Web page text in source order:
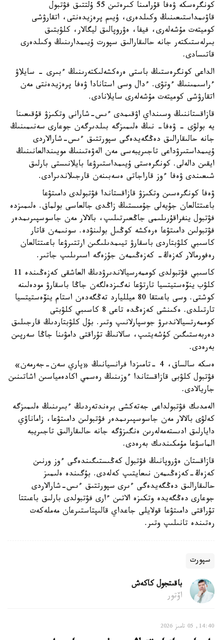
كونگرەسكە ۋەفا قۇرامىنا كىرەتىن 55 ۇلتتىق فۋتبول
قاۋىمداستىعىنىڭ وكىلدەرى، ۇيىم پرەزيدەنتى، اتقارۋشى
كوميتەت مۇشەلەرى، فيفا، ەۋروپالىق ليگالار، كلۋبتىق
بىرلەستىكتەر جانە حالىقارالىق سپورت ۇيىمدارىنىڭ وكىلدەرى
قاتىسادى.
الداعى كونگرەستىڭ باستى ەرەكشەلىكتەرىنىڭ ءبىرى - سايلاۋ
ءراسىمىنىڭ ءوتۋى. ءدال وسى استانادا ۋەفا پرەزيدەنتى مەن
اتقارۋشى كوميتەت مۇشەلەرى سايلانادى.
قازاقستاننىڭ وسىنداي اۋقىمدى ءىس-شارانى وتكىزۋ قۇقىعىنا
يە بولۋى - ۋەفا- نىڭ ەلىمىزگە بىلدىرگەن جوعارى سەنىمىنىڭ
جانە حالىقارالىق دەڭگەيدەگى سپورتتىق ءىس-شارالاردى
ۇيىمداستىرۋداعى تاجىريبەسى مەن الەۋەتىنىڭ مويىندالعانىنىڭ
ايقىن دالەلى. كونگرەستى ۇيىمداستىرۋعا بايلانىستى بارلىق
شىعىندى ۋەفا ءوز قاراجاتى ەسەبىنەن قارجىلاندىرادى.
ۋەفا كونگرەسىن وتكىزۋ قازاقستاندا فۋتبولدى دامىتۋعا
باعىتتالعان جۇيەلى جۇمىستىڭ زاڭدى جالعاسى بولماق. ەلىمىزدە
فۋتبول ينفراقۇرىلىمى جاڭعىرتىلىپ، بالالار مەن جاسوسپىرىمدەر
فۋتبولىن دامىتۋعا ەرەكشە كوڭىل بولىنۋدە. سونىمەن قاتار
كاسىبي كلۋبتاردى باسقارۋ تيىمدىلىگىن ارتتىرۋعا باعىتتالعان
رەفورمالار كەزەڭ- كەزەڭىمەن جۇزەگە اسىرىلىپ جاتىر.
كاسىبي فۋتبولدى كوممەرسيالاندىرۋدىڭ العاشقى كەزەڭىندە 11
كلۋب ينۆەستيتسيا تارتۋعا نەگىزدەلگەن جاڭا باسقارۋ مودەلىنە
كوشتى. وسى باعىتقا 80 ميلليارد تەڭگەدەن استام ينۆەستيتسيا
تارتىلدى. ەكىنشى كەزەڭدە تاعى 8 كاسىبي كلۋبتى
كوممەرتسيالاندىرۋ جوسپارلانىپ وتىر. بۇل كلۋبتاردىڭ قارجىلىق
دەربەستىگىن كۇشەيتىپ، سالانىڭ تۇراقتى دامۋىنا جاڭا سەرپىن
بەرەدى.
ەسكە سالساق، 4 -تامىزدا فرانسيانىڭ «پاري سەن-جەرمەن»
فۋتبول كلۋبى قازاقستاندا ءوزىنىڭ رەسمي اكادەمياسىن اشاتىنىن
جاريالادى.
الەمدىك فۋتبولداعى جەتەكشى برەندتەردىڭ ءبىرىنىڭ ەلىمىزگە
كەلۋى بالالار مەن جاسوسپىرىمدەر فۋتبولىن دامىتۋعا، زاماناۋي
دايارلىق ادىستەمەلەرىن ەنگىزۋگە جانە حالىقارالىق تاجىريبە
الماسۋعا مۇمكىندىك بەرەدى.
قازاقستان ەۋروپانىڭ فۋتبول كەڭىستىگىندەگى ءوز ورنىن
كەزەڭ-كەزەڭىمەن نىعايتىپ كەلەدى. بۇگىندە ەلىمىز
حالىقارالىق دەڭگەيدەگى ءىرى سپورتتىق ءىس-شارالاردى
جوعارى دەڭگەيدە وتكىزە الاتىن ءارى فۋتبولدى بارلىق باعىتتا
تۇراقتى دامىتۋعا قولايلى جاعداي قالىپتاستىرعان مەملەكەت
رەتىندە تانىلىپ وتىر.
سپورت
باقىتجول كاكەش
اۆتور
14:40, 05 تامىز 2026